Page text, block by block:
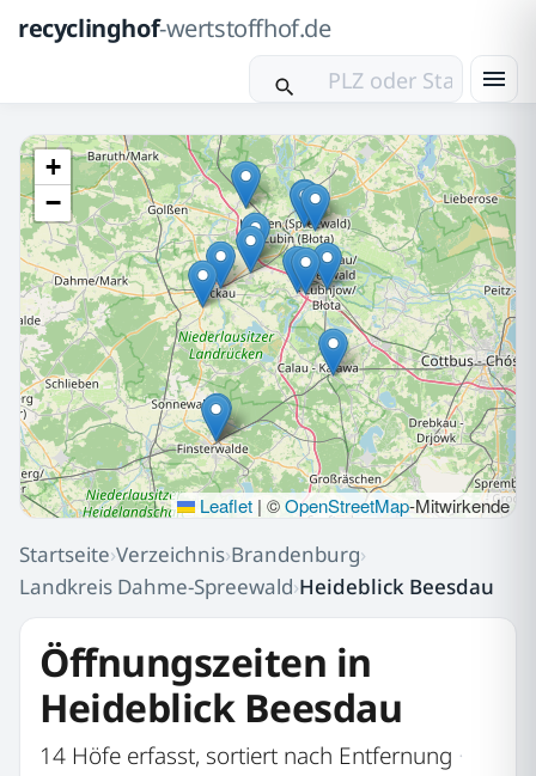
recyclinghof-wertstoffhof.de
+
−
Leaflet | ©OpenStreetMap-Mitwirkende
Startseite›Verzeichnis›Brandenburg›
Landkreis Dahme-Spreewald›Heideblick Beesdau
Öffnungszeiten in
Heideblick Beesdau
14 Höfe erfasst, sortiert nach Entfernung ·